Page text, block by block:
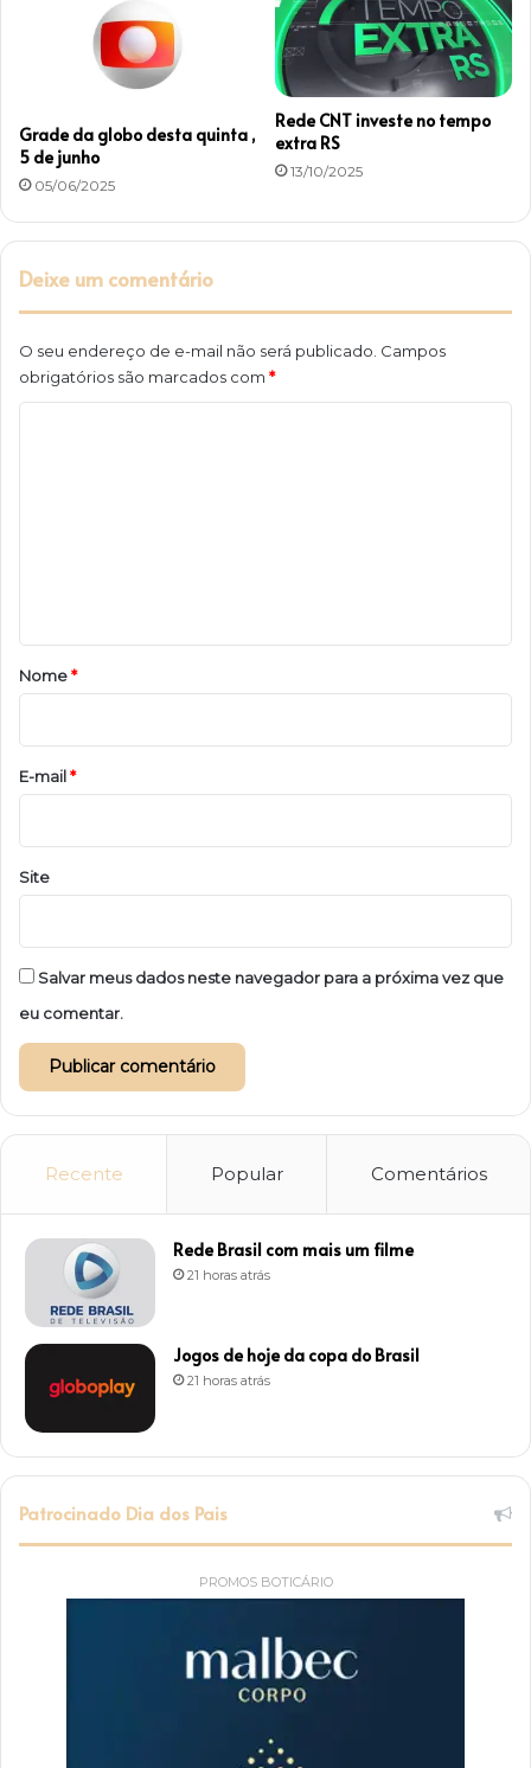
Grade da globo desta quinta ,
5 de junho
05/06/2025
Rede CNT investe no tempo
extra RS
13/10/2025
Deixe um comentário
O seu endereço de e-mail não será publicado. Campos
obrigatórios são marcados com *
r
o
*
Nome*
E-mail*
Site
Salvar meus dados neste navegador para a próxima vez que
eu comentar.
Recente Popular Comentários
Rede Brasil com mais um filme
21 horas atrás
Jogos de hoje da copa do Brasil
21 horas atrás
Patrocinado Dia dos Pais
PROMOS BOTICÁRIO